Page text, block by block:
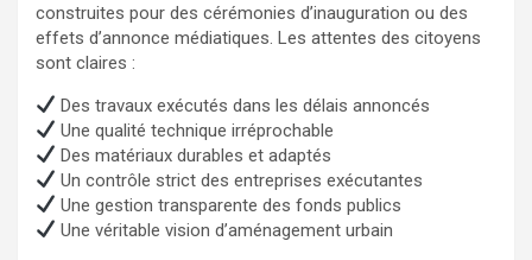
construites pour des cérémonies d’inauguration ou des
effets d’annonce médiatiques. Les attentes des citoyens
sont claires :
Des travaux exécutés dans les délais annoncés
Une qualité technique irréprochable
Des matériaux durables et adaptés
Un contrôle strict des entreprises exécutantes
Une gestion transparente des fonds publics
Une véritable vision d’aménagement urbain